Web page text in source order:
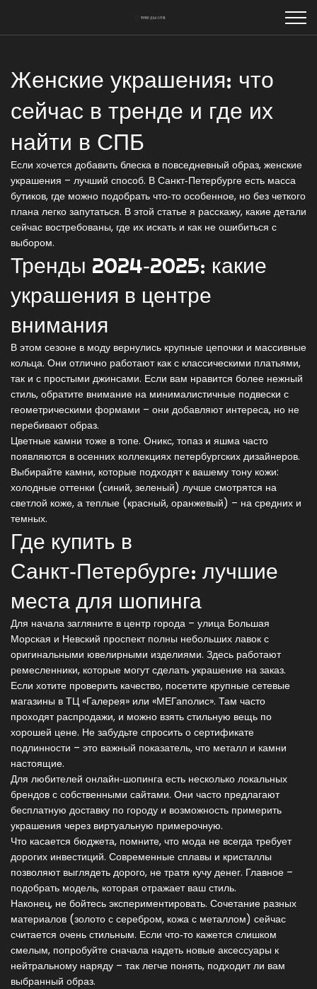
Женские украшения: что
сейчас в тренде и где их
найти в СПБ
Если хочется добавить блеска в повседневный образ, женские
украшения – лучший способ. В Санкт‑Петербурге есть масса
бутиков, где можно подобрать что‑то особенное, но без четкого
плана легко запутаться. В этой статье я расскажу, какие детали
сейчас востребованы, где их искать и как не ошибиться с
выбором.
Тренды 2024‑2025: какие
украшения в центре
внимания
В этом сезоне в моду вернулись крупные цепочки и массивные
кольца. Они отлично работают как с классическими платьями,
так и с простыми джинсами. Если вам нравится более нежный
стиль, обратите внимание на минималистичные подвески с
геометрическими формами – они добавляют интереса, но не
перебивают образ.
Цветные камни тоже в топе. Оникс, топаз и яшма часто
появляются в осенних коллекциях петербургских дизайнеров.
Выбирайте камни, которые подходят к вашему тону кожи:
холодные оттенки (синий, зеленый) лучше смотрятся на
светлой коже, а теплые (красный, оранжевый) – на средних и
темных.
Где купить в
Санкт‑Петербурге: лучшие
места для шопинга
Для начала загляните в центр города – улица Большая
Морская и Невский проспект полны небольших лавок с
оригинальными ювелирными изделиями. Здесь работают
ремесленники, которые могут сделать украшение на заказ.
Если хотите проверить качество, посетите крупные сетевые
магазины в ТЦ «Галерея» или «МЕГаполис». Там часто
проходят распродажи, и можно взять стильную вещь по
хорошей цене. Не забудьте спросить о сертификате
подлинности – это важный показатель, что металл и камни
настоящие.
Для любителей онлайн‑шопинга есть несколько локальных
брендов с собственными сайтами. Они часто предлагают
бесплатную доставку по городу и возможность примерить
украшения через виртуальную примерочную.
Что касается бюджета, помните, что мода не всегда требует
дорогих инвестиций. Современные сплавы и кристаллы
позволяют выглядеть дорого, не тратя кучу денег. Главное –
подобрать модель, которая отражает ваш стиль.
Наконец, не бойтесь экспериментировать. Сочетание разных
материалов (золото с серебром, кожа с металлом) сейчас
считается очень стильным. Если что‑то кажется слишком
смелым, попробуйте сначала надеть новые аксессуары к
нейтральному наряду – так легче понять, подходит ли вам
выбранный образ.